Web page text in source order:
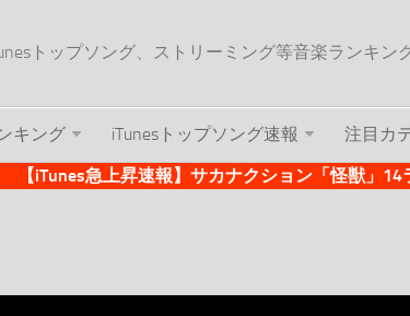
トップソング、ストリーミング等音楽ランキン
キング iTunesトップソング速報 注目カ
【iTunes急上昇速報】サカナクション「怪獣」